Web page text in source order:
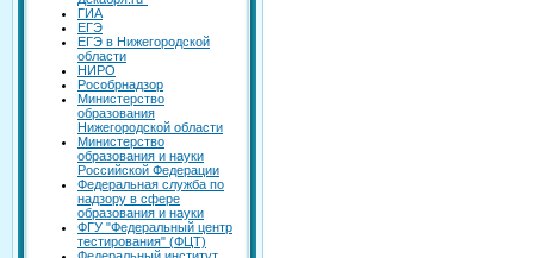
ГИА
ЕГЭ
ЕГЭ в Нижегородской
области
НИРО
Рособрнадзор
Министерство
образования
Нижегородской области
Министерство
образования и науки
Российской Федерации
Федеральная служба по
надзору в сфере
образования и науки
ФГУ "Федеральный центр
тестирования" (ФЦТ)